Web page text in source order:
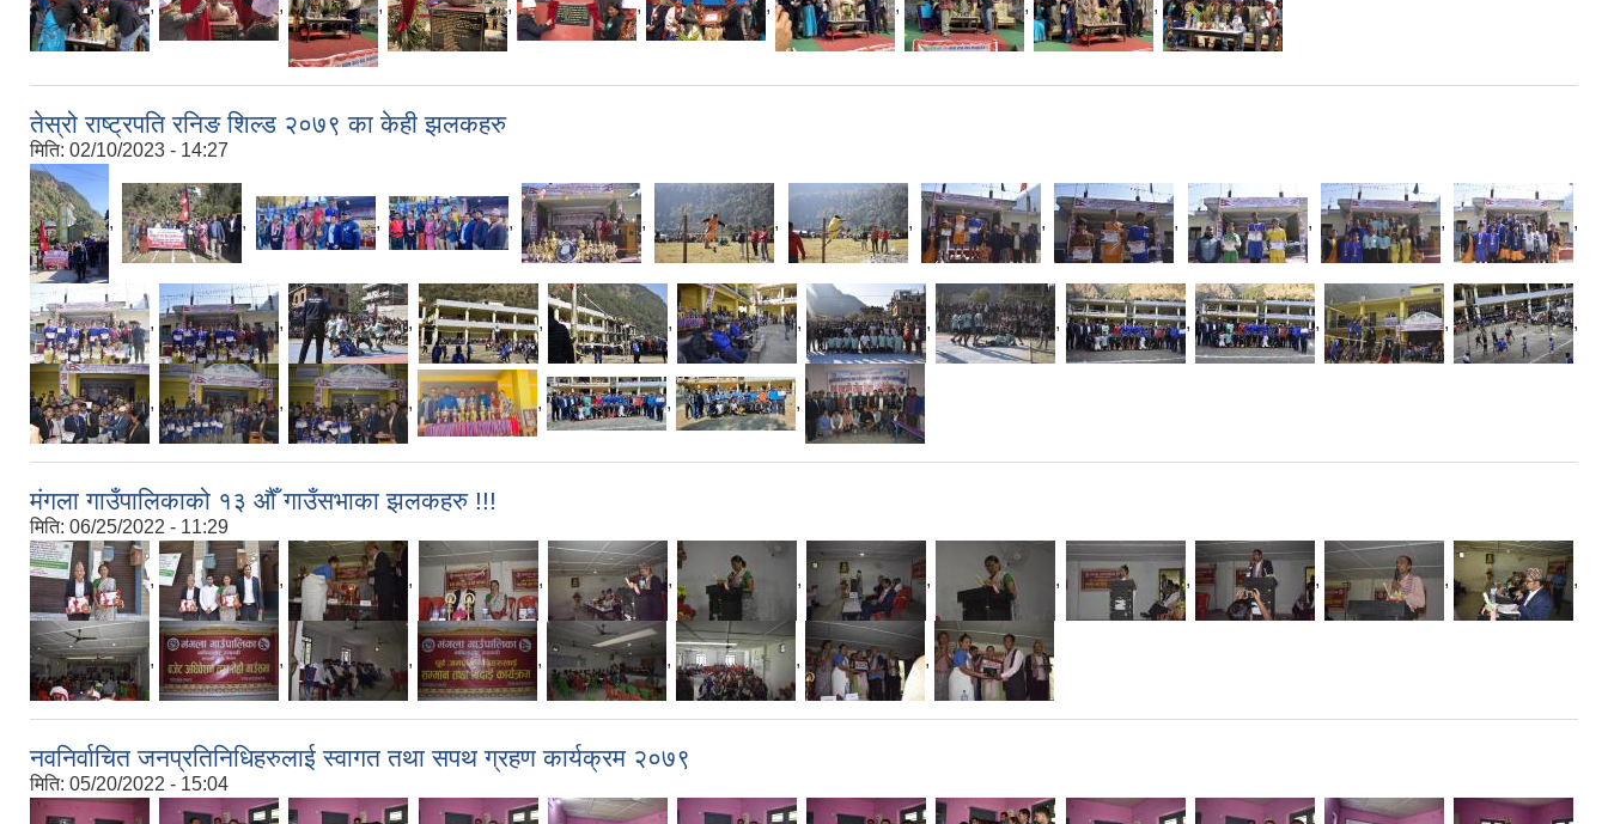
, , , , , , , , ,
तेस्रो राष्ट्रपति रनिङ शिल्ड २०७९ का केही झलकहरु
मिति: 02/10/2023 - 14:27
, , , , , , , , , , , ,
, , , , , , , , , , , ,
, , , , , ,
मंगला गाउँपालिकाको १३ औँ गाउँसभाका झलकहरु !!!
मिति: 06/25/2022 - 11:29
, , , , , , , , , , , ,
, , , , , , ,
नवनिर्वाचित जनप्रतिनिधिहरुलाई स्वागत तथा सपथ ग्रहण कार्यक्रम २०७९
मिति: 05/20/2022 - 15:04